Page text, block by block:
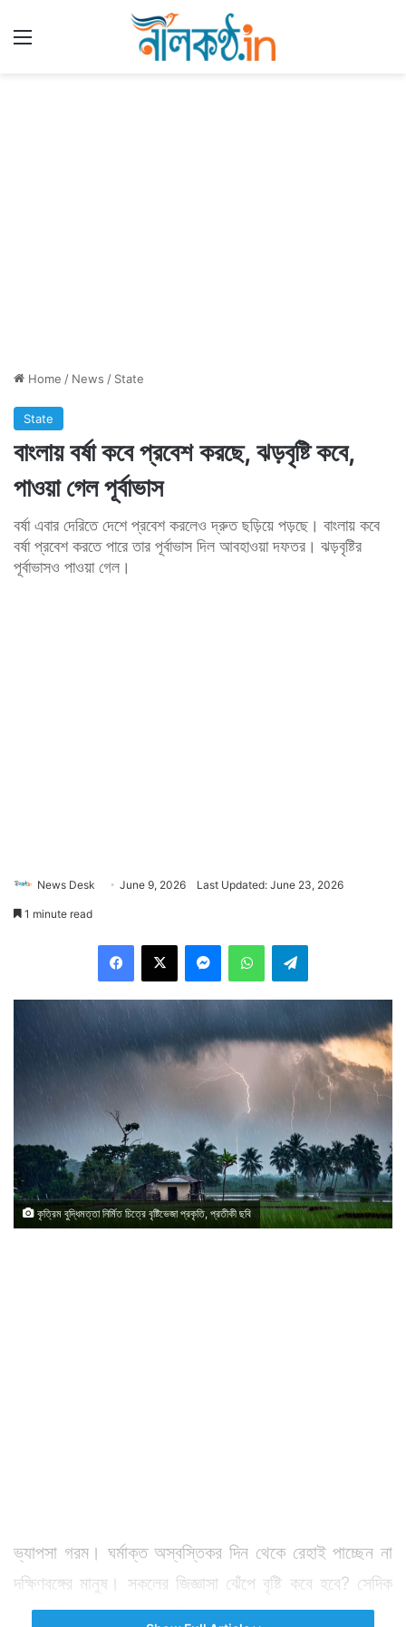
Home / News / State
State
বাংলায় বর্ষা কবে প্রবেশ করছে, ঝড়বৃষ্টি কবে,
পাওয়া গেল পূর্বাভাস
বর্ষা এবার দেরিতে দেশে প্রবেশ করলেও দ্রুত ছড়িয়ে পড়ছে। বাংলায় কবে
বর্ষা প্রবেশ করতে পারে তার পূর্বাভাস দিল আবহাওয়া দফতর। ঝড়বৃষ্টির
পূর্বাভাসও পাওয়া গেল।
News Desk June 9, 2026 Last Updated: June 23, 2026
1 minute read
কৃত্রিম বুদ্ধিমত্তা নির্মিত চিত্রে বৃষ্টিভেজা প্রকৃতি, প্রতীকী ছবি
ভ্যাপসা গরম। ঘর্মাক্ত অস্বস্তিকর দিন থেকে রেহাই পাচ্ছেন না
দক্ষিণবঙ্গের মানুষ। সকলের জিজ্ঞাসা ঝেঁপে বৃষ্টি কবে হবে? সেদিক
থেকে কিছুটা হলেও সুখবর দিয়েছে আবহাওয়া দফতর। বর্ষা কবে